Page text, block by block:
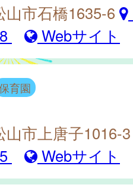
山市石橋1635-6
Webサイト
育園
山市上唐子1016-
Webサイト